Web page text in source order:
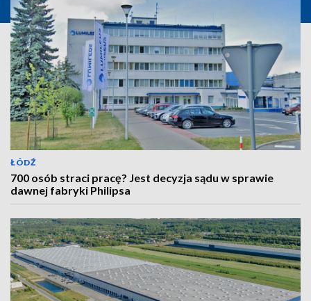
ŁÓDŹ
700 osób straci pracę? Jest decyzja sądu w sprawie
dawnej fabryki Philipsa